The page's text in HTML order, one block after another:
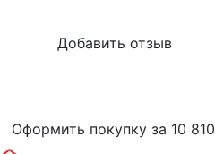
Оформить покупку за 10 810